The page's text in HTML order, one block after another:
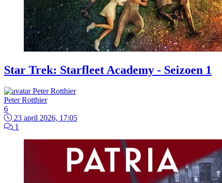
Star Trek: Starfleet Academy - Seizoen 1
Peter Rotthier
6
23 april 2026, 17:05
1